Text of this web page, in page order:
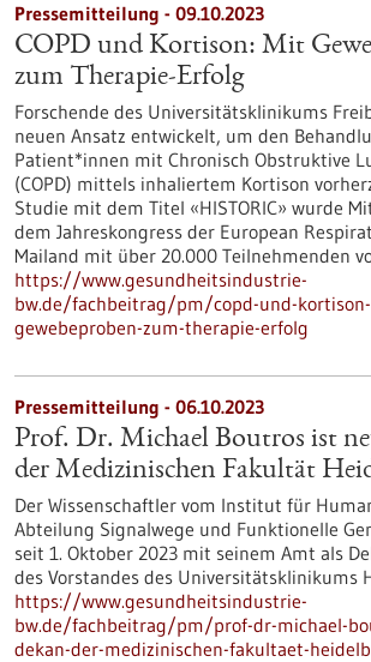
Pressemitteilung - 09.10.2023
COPD und Kortison: Mit
zum Therapie-Erfolg
Forschende des Universitätsklinikums
neuen Ansatz entwickelt, um den
Patient*innen mit Chronisch Obstruktive
(COPD) mittels inhaliertem Kortison
Studie mit dem Titel «HISTORIC» wurde
dem Jahreskongress der European
Mailand mit über 20.000 Teilnehmenden
https://www.gesundheitsindustrie-
bw.de/fachbeitrag/pm/copd-und-
gewebeproben-zum-therapie-erfolg
Pressemitteilung - 06.10.2023
Prof. Dr. Michael Boutros ist
der Medizinischen Fakultät
Der Wissenschaftler vom Institut für
Abteilung Signalwege und Funktionelle
seit 1. Oktober 2023 mit seinem Amt als
des Vorstandes des Universitätsklinikums
https://www.gesundheitsindustrie-
bw.de/fachbeitrag/pm/prof-dr-michael-
dekan-der-medizinischen-fakultaet-